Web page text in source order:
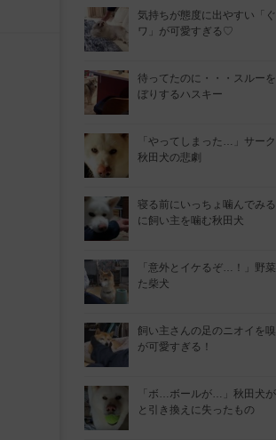
気持ちが態度に出やすい「
ワ」が可愛すぎる♡
待ってたのに・・・スルー
ぼりするハスキー
「やってしまった…」サー
秋田犬の悲劇
寝る前にいっちょ噛んでみ
に飼い主を噛む秋田犬
「意外とイケるぞ…！」野
た柴犬
飼い主さんの足のニオイを
が可愛すぎる！
「ボ…ボールが…」秋田犬
と引き換えに失ったもの